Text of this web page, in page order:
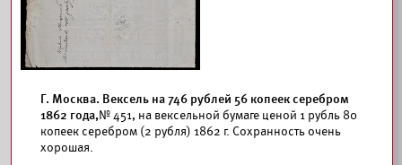
Г. Москва. Вексель на 746 рублей 56 копеек серебром
1862 года,№ 451, на вексельной бумаге ценой 1 рубль 80
копеек серебром (2 рубля) 1862 г. Сохранность очень
хорошая.